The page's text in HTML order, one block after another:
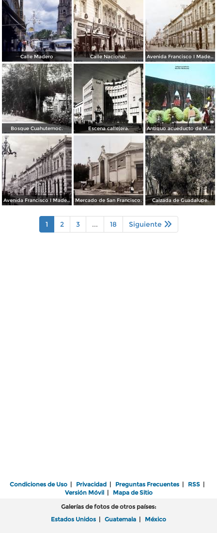
Calle Madero Calle Nacional. Avenida Francisco I Madero.
Bosque Cuahutemoc. Escena callejera. Antiguo acueducto de Morelia Michoacán.
Avenida Francisco I Madero. Mercado de San Francisco. Calzada de Guadalupe.
1 2 3 ... 18 Siguiente
Condiciones de Uso | Privacidad | Preguntas Frecuentes | RSS |
Versión Móvil| Mapa de Sitio
Galerías de fotos de otros países:
Estados Unidos | Guatemala | México